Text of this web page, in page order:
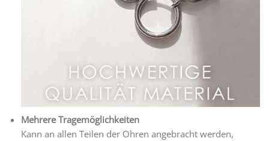
Mehrere Tragemöglichkeiten
Kann an allen Teilen der Ohren angebracht werden,